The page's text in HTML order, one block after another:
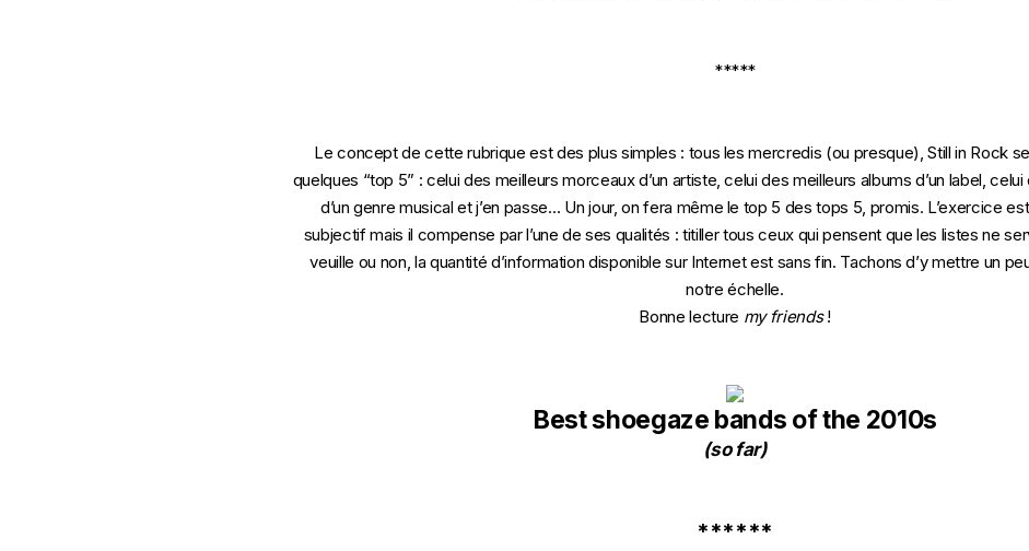
*****
Le concept de cette rubrique est des plus simples : tous les mercredis (ou presque), Still in Rock
quelques “top 5” : celui des meilleurs morceaux d’un artiste, celui des meilleurs albums d’un label,
d’un genre musical et j’en passe… Un jour, on fera même le top 5 des tops 5, promis. L’exercice
subjectif mais il compense par l’une de ses qualités : titiller tous ceux qui pensent que les listes ne
veuille ou non, la quantité d’information disponible sur Internet est sans fin. Tachons d’y mettre un
notre échelle.
Bonne lecture my friends!
Best shoegaze bands of the 2010s
(so far)
******